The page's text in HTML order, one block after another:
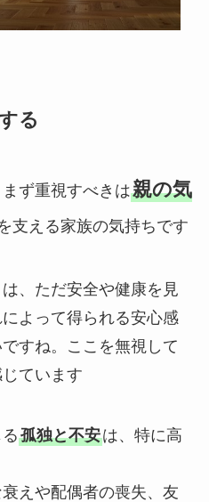
る
ず重視すべきは親の気
支える家族の気持ちです
、ただ安全や健康を見
よって得られる安心感
すね。ここを無視して
ています
孤独と不安は、特に高
えや配偶者の喪失、友